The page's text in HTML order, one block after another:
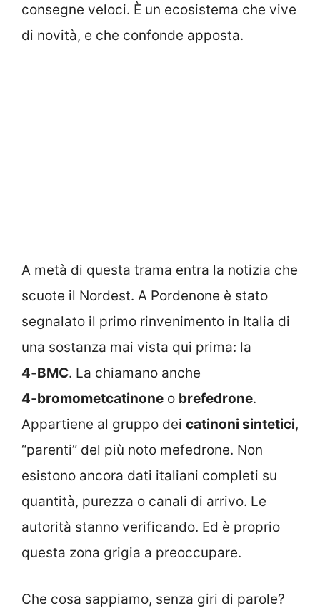
consegne veloci. È un ecosistema che vive
di novità, e che confonde apposta.
A metà di questa trama entra la notizia che
scuote il Nordest. A Pordenone è stato
segnalato il primo rinvenimento in Italia di
una sostanza mai vista qui prima: la
4‑BMC. La chiamano anche
4‑bromometcatinone o brefedrone.
Appartiene al gruppo dei catinoni sintetici,
“parenti” del più noto mefedrone. Non
esistono ancora dati italiani completi su
quantità, purezza o canali di arrivo. Le
autorità stanno verificando. Ed è proprio
questa zona grigia a preoccupare.
Che cosa sappiamo, senza giri di parole?